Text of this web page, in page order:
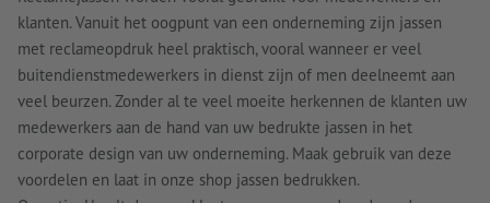
klanten. Vanuit het oogpunt van een onderneming zijn jassen
met reclameopdruk heel praktisch, vooral wanneer er veel
buitendienstmedewerkers in dienst zijn of men deelneemt aan
veel beurzen. Zonder al te veel moeite herkennen de klanten uw
medewerkers aan de hand van uw bedrukte jassen in het
corporate design van uw onderneming. Maak gebruik van deze
voordelen en laat in onze shop jassen bedrukken.